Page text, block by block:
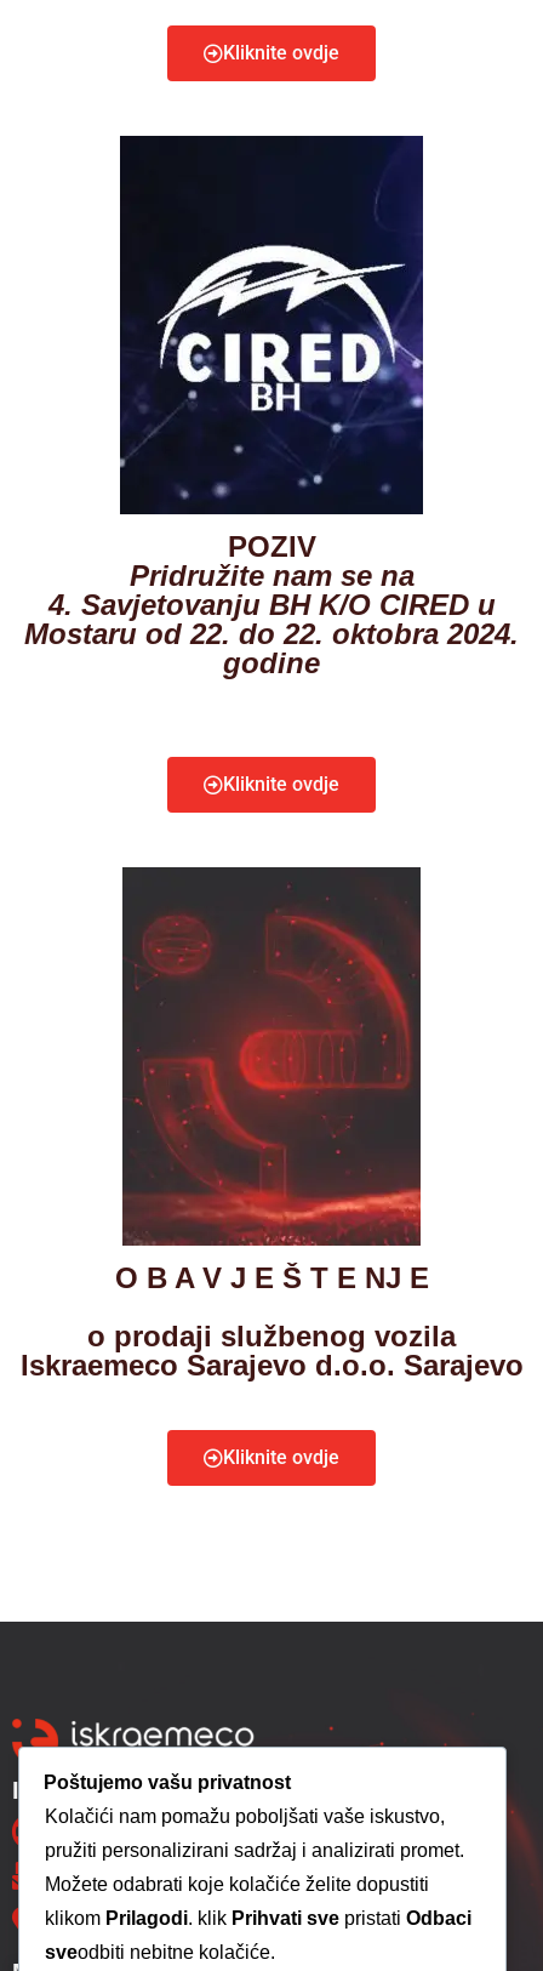
Kliknite ovdje
POZIV
Pridružite nam se na
4. Savjetovanju BH K/O CIRED u
Mostaru od 22. do 22. oktobra 2024.
godine
Kliknite ovdje
O B A V J E Š T E NJ E
o prodaji službenog vozila
Iskraemeco Sarajevo d.o.o. Sarajevo
Kliknite ovdje
Iskraemeco Sarajevo d.o.o.
+387 33 775 260
info@iskraemeco.ba
Hifzi Bjelevca 13, 71000 Sarajevo
Poštujemo vašu privatnost
Kolačići nam pomažu poboljšati vaše iskustvo,
pružiti personalizirani sadržaj i analizirati promet.
Možete odabrati koje kolačiće želite dopustiti
klikom Prilagodi. klik Prihvati sve pristati Odbaci
sveodbiti nebitne kolačiće.